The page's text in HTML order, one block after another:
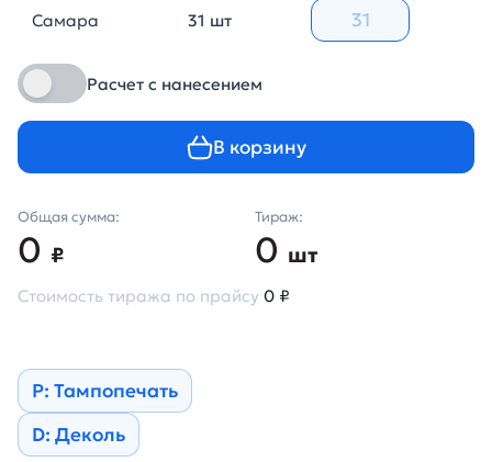
Самара 31 шт
Расчет с нанесением
В корзину
Общая сумма:
0 ₽
Тираж:
0 шт
Стоимость тиража по прайсу 0 ₽
Р: Тампопечать
D: Деколь